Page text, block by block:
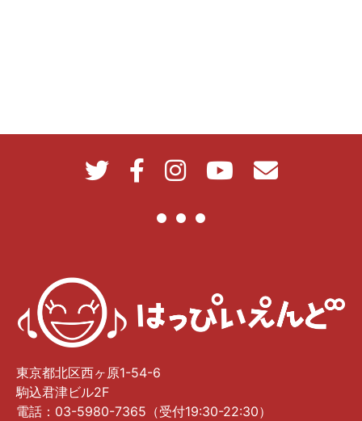
東京都北区西ヶ原1-54-6
駒込君津ビル2F
電話：03-5980-7365（受付19:30-22:30）